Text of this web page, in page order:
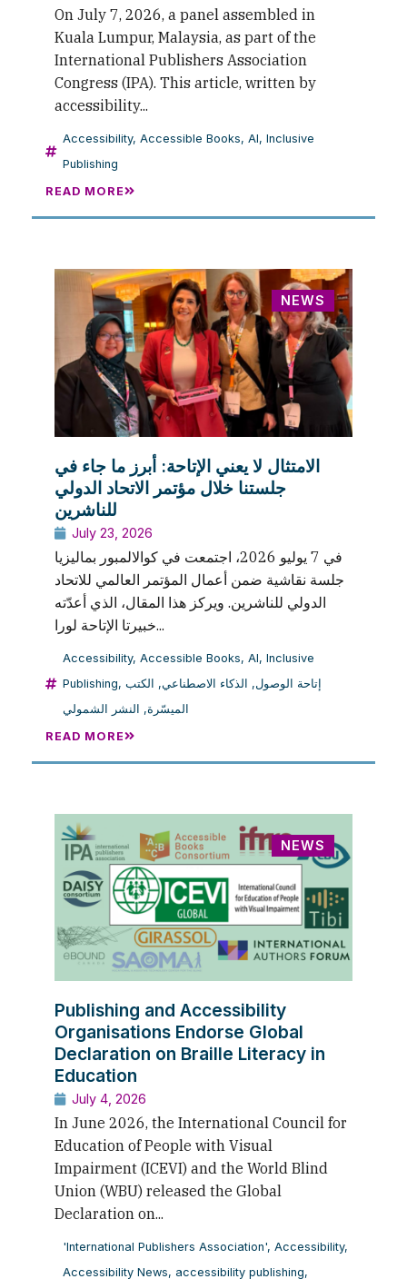
On July 7, 2026, a panel assembled in
Kuala Lumpur, Malaysia, as part of the
International Publishers Association
Congress (IPA). This article, written by
accessibility...
Accessibility, Accessible Books, AI, Inclusive
Publishing
READ MORE
NEWS
الامتثال لا يعني الإتاحة: أبرز ما جاء في
جلستنا خلال مؤتمر الاتحاد الدولي
للناشرين
July 23, 2026
في 7 يوليو 2026، اجتمعت في كوالالمبور بماليزيا
جلسة نقاشية ضمن أعمال المؤتمر العالمي للاتحاد
الدولي للناشرين. ويركز هذا المقال، الذي أعدّته
خبيرتا الإتاحة لورا...
Accessibility, Accessible Books, AI, Inclusive
Publishing, إتاحة الوصول, الذكاء الاصطناعي, الكتب
الميسّرة, النشر الشمولي
READ MORE
NEWS
Publishing and Accessibility
Organisations Endorse Global
Declaration on Braille Literacy in
Education
July 4, 2026
In June 2026, the International Council for
Education of People with Visual
Impairment (ICEVI) and the World Blind
Union (WBU) released the Global
Declaration on...
'International Publishers Association', Accessibility,
Accessibility News, accessibility publishing,